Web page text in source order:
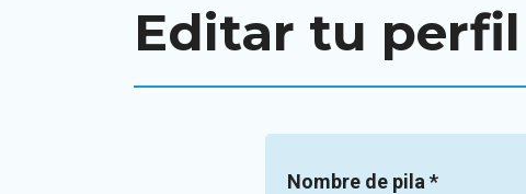
Editar tu perfil
Sección
Nombre de pila *